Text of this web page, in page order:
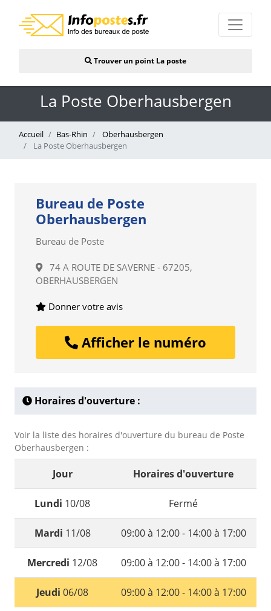
Trouver un point La poste
La Poste Oberhausbergen
Accueil Bas-Rhin
Oberhausbergen
La Poste Oberhausbergen
Bureau de Poste
Oberhausbergen
Bureau de Poste
74 A ROUTE DE SAVERNE - 67205,
OBERHAUSBERGEN
Donner votre avis
Afficher le numéro
Horaires d'ouverture :
Voir la liste des horaires d'ouverture du bureau de Poste
Oberhausbergen :
Jour Horaires d'ouverture
Lundi 10/08 Fermé
Mardi 11/08 09:00 à 12:00 - 14:00 à 17:00
Mercredi 12/08 09:00 à 12:00 - 14:00 à 17:00
Jeudi 06/08 09:00 à 12:00 - 14:00 à 17:00